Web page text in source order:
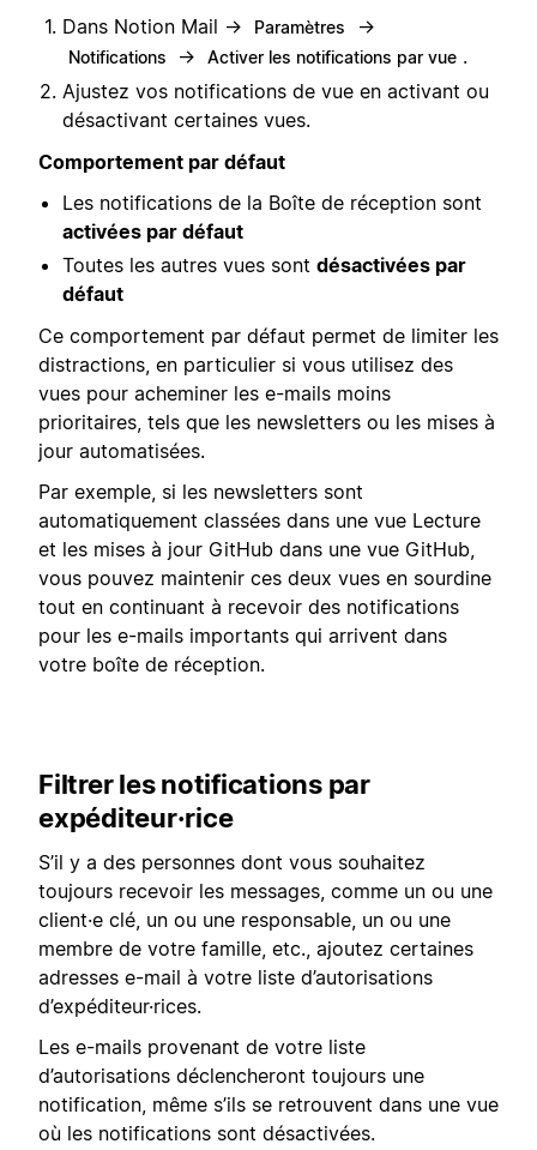
Dans Notion Mail → Paramètres →
Notifications → Activer les notifications par vue .
Ajustez vos notifications de vue en activant ou
désactivant certaines vues.
Comportement par défaut
Les notifications de la Boîte de réception sont
activées par défaut
Toutes les autres vues sont désactivées par
défaut
Ce comportement par défaut permet de limiter les
distractions, en particulier si vous utilisez des
vues pour acheminer les e-mails moins
prioritaires, tels que les newsletters ou les mises à
jour automatisées.
Par exemple, si les newsletters sont
automatiquement classées dans une vue Lecture
et les mises à jour GitHub dans une vue GitHub,
vous pouvez maintenir ces deux vues en sourdine
tout en continuant à recevoir des notifications
pour les e-mails importants qui arrivent dans
votre boîte de réception.
Filtrer les notifications par
expéditeur·rice
S’il y a des personnes dont vous souhaitez
toujours recevoir les messages, comme un ou une
client·e clé, un ou une responsable, un ou une
membre de votre famille, etc., ajoutez certaines
adresses e-mail à votre liste d’autorisations
d’expéditeur·rices.
Les e-mails provenant de votre liste
d’autorisations déclencheront toujours une
notification, même s’ils se retrouvent dans une vue
où les notifications sont désactivées.